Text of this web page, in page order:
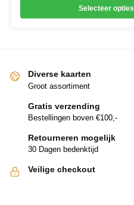
Selecteer opties
Diverse kaarten
Groot assortiment
Gratis verzending
Bestellingen boven €100,-
Retourneren mogelijk
30 Dagen bedenktijd
Veilige checkout